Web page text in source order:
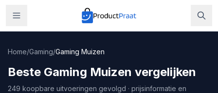
Home/Gaming/Gaming Muizen
Beste Gaming Muizen vergelijken
249 koopbare uitvoeringen gevolgd · prijsinformatie en